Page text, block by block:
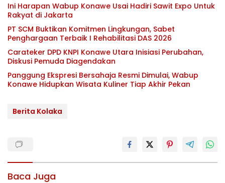
Ini Harapan Wabup Konawe Usai Hadiri Sawit Expo Untuk
Rakyat di Jakarta
PT SCM Buktikan Komitmen Lingkungan, Sabet
Penghargaan Terbaik I Rehabilitasi DAS 2026
Carateker DPD KNPI Konawe Utara Inisiasi Perubahan,
Diskusi Pemuda Diagendakan
Panggung Ekspresi Bersahaja Resmi Dimulai, Wabup
Konawe Hidupkan Wisata Kuliner Tiap Akhir Pekan
Berita Kolaka
Baca Juga